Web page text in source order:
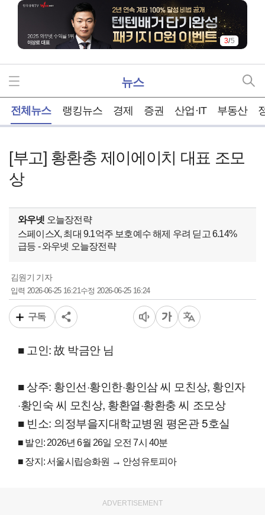
3/5
뉴스
전체뉴스 랭킹뉴스 경제 증권 산업·IT 부동산
[부고] 황환충 제이에이치 대표 조모
상
와우넷 오늘장전략
스페이스X, 최대 9.1억주 보호예수 해제 우려 딛고 6.14%
급등 - 와우넷 오늘장전략
김원기 기자
입력2026-06-25 16:21수정 2026-06-25 16:24
구독
■ 고인: 故 박금안 님
■ 상주: 황인선·황인한·황인삼 씨 모친상, 황인자
·황인숙 씨 모친상, 황환열·황환충 씨 조모상
■ 빈소: 의정부을지대학교병원 평온관 5호실
■ 발인: 2026년 6월 26일 오전 7시 40분
■ 장지: 서울시립승화원 → 안성유토피아
ADVERTISEMENT